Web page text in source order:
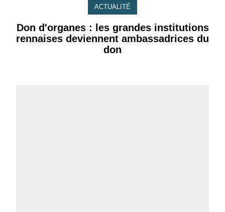
ACTUALITÉ
Don d'organes : les grandes institutions
rennaises deviennent ambassadrices du
don